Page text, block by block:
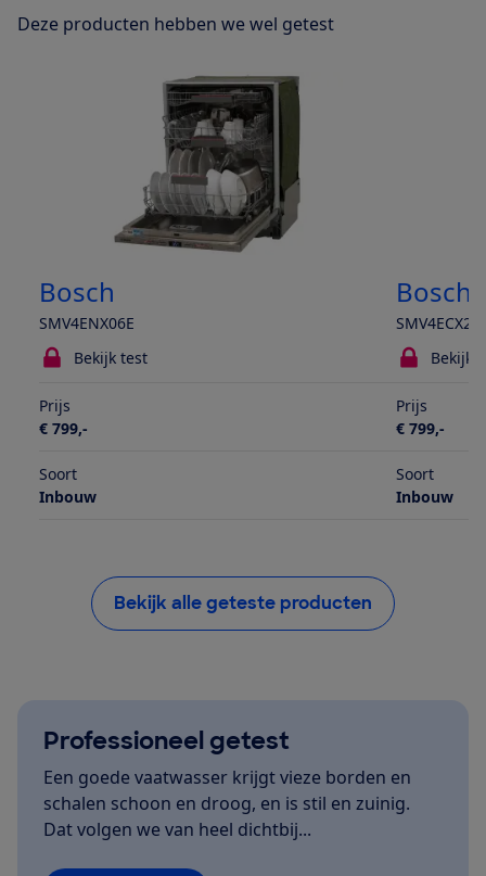
Deze producten hebben we wel getest
Bosch
SMV4ENX06E
Bosch
Bekijk test
Bekijk
Prijs
€ 799,-
Prijs
€ 799,-
Soort
Inbouw
Soort
Inbouw
Bekijk alle geteste producten
Professioneel getest
Een goede vaatwasser krijgt vieze borden en
schalen schoon en droog, en is stil en zuinig.
Dat volgen we van heel dichtbij...